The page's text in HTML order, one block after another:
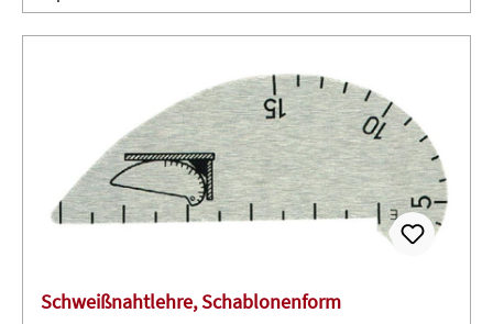
Schweißnahtlehre, Schablonenform